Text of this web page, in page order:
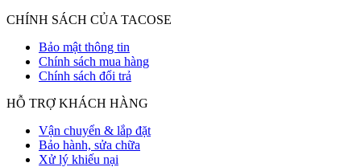
CHÍNH SÁCH CỦA TACOSE
Bảo mật thông tin
Chính sách mua hàng
Chính sách đổi trả
HỖ TRỢ KHÁCH HÀNG
Vận chuyển & lắp đặt
Bảo hành, sửa chữa
Xử lý khiếu nại